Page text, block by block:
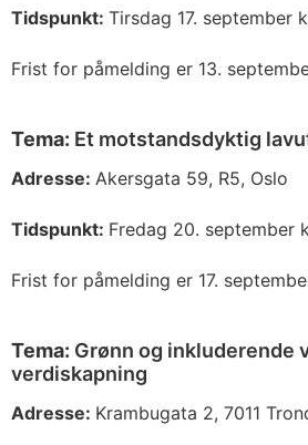
Tidspunkt: Tirsdag 17. september
Frist for påmelding er 13.
Tema: Et motstandsdyktig
Adresse: Akersgata 59, R5, Oslo
Tidspunkt: Fredag 20. september
Frist for påmelding er 17.
Tema: Grønn og inkluderende
verdiskapning
Adresse: Krambugata 2, 7011